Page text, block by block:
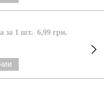
за 1 шт. 6,99 грн.